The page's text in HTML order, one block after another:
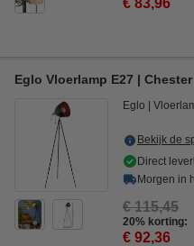
€ 83,96
Eglo Vloerlamp E27 |
Eglo
Bekijk de
Direct
Morgen in
€ 115,45
20% korting:
€ 92,36